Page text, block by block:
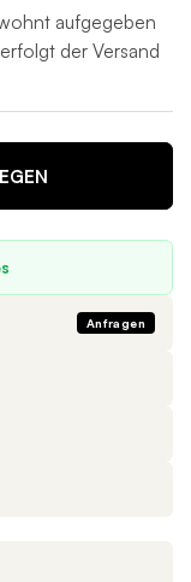
aufgegeben
der Versand
Anfragen